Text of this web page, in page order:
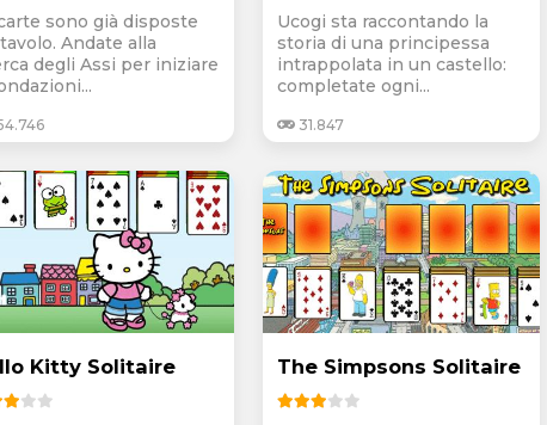
sono già disposte
Andate alla
degli Assi per iniziare
Ucogi sta raccontando la
storia di una principessa
intrappolata in un castello:
completate ogni...
31.847
Kitty Solitaire The Simpsons Solitaire